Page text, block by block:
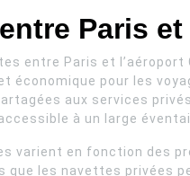
Paris
entre Paris et
économique pour les
aux services
à un large
varient en fonction des
que les navettes privées